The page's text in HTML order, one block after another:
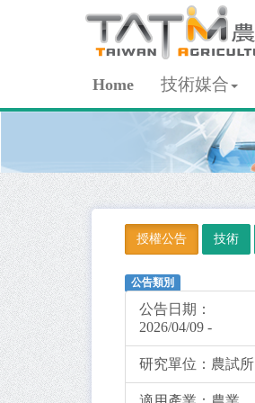
Home 技術媒合
授權公告 技術
公告類別
公告日期：
2026/04/09 -
研究單位： 農試所